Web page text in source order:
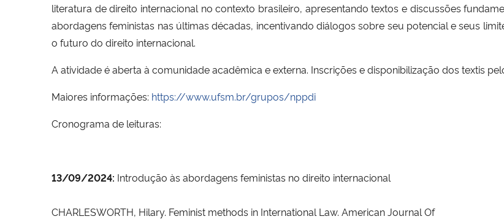
literatura de direito internacional no contexto brasileiro, apresentando textos e discussões
abordagens feministas nas últimas décadas, incentivando diálogos sobre seu potencial e seus
o futuro do direito internacional.
A atividade é aberta à comunidade acadêmica e externa. Inscrições e disponibilização dos textis
Maiores informações: https://www.ufsm.br/grupos/nppdi
Cronograma de leituras:
13/09/2024: Introdução às abordagens feministas no direito internacional
CHARLESWORTH, Hilary. Feminist methods in International Law. American Journal Of